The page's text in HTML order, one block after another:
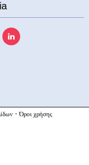
·Όροι χρήσης